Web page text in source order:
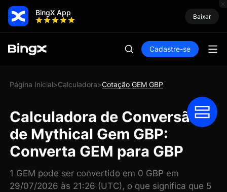
BingX App Baixar
Cadastre-se
Página Inicial>Calculadora>Cotação GEM GBP
Calculadora de Conversão
de Mythical Gem GBP:
Converta GEM para GBP
1 GEM pode ser convertido em 0 GBP em
29/07/2026 às 21:26 (UTC), o que significa que 5